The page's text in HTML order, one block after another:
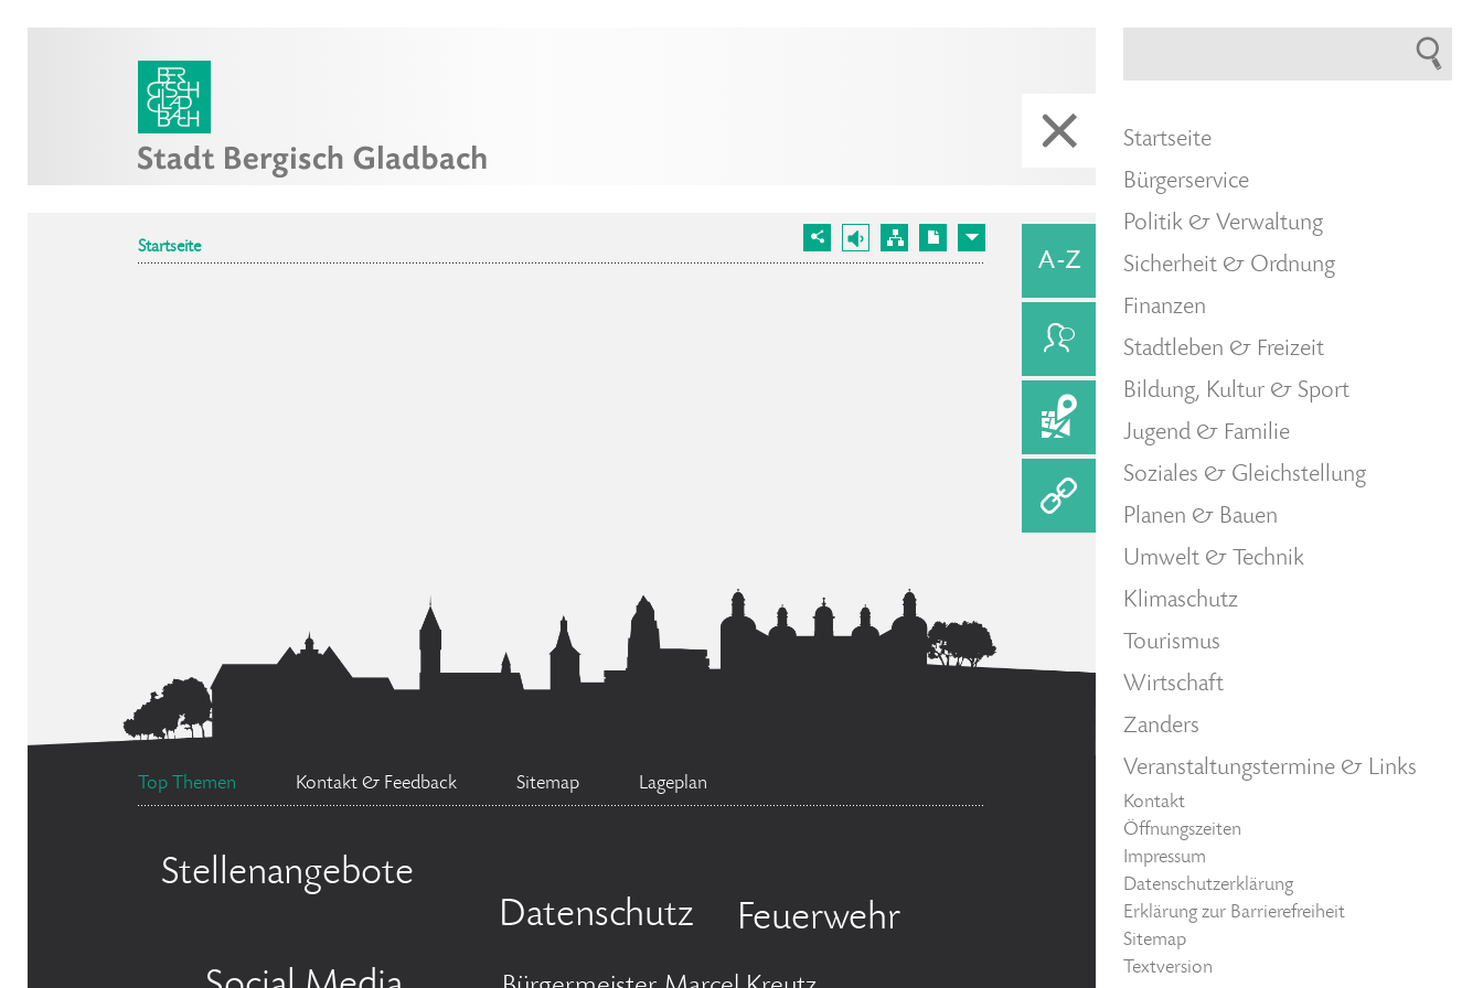
Startseite
Top Themen Kontakt & Feedback Sitemap Lageplan
Stellenangebote
Datenschutz
Feuerwehr
Startseite
Bürgerservice
Politik & Verwaltung
Sicherheit & Ordnung
Finanzen
Stadtleben & Freizeit
Bildung, Kultur & Sport
Jugend & Familie
Soziales & Gleichstellung
Planen & Bauen
Umwelt & Technik
Klimaschutz
Tourismus
Wirtschaft
Zanders
Veranstaltungstermine & Links
Kontakt
Öffnungszeiten
Impressum
Datenschutzerklärung
Erklärung zur Barrierefreiheit
Sitemap
Textversion